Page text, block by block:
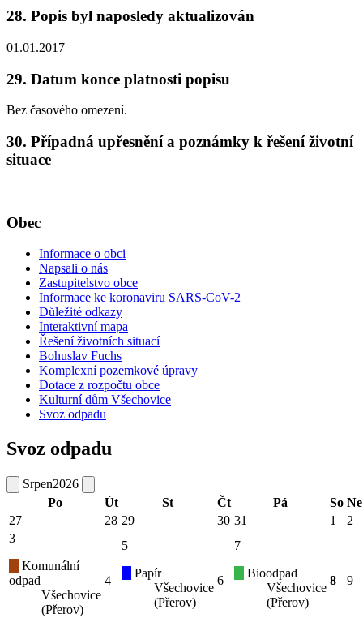
28. Popis byl naposledy aktualizován
01.01.2017
29. Datum konce platnosti popisu
Bez časového omezení.
30. Případná upřesnění a poznámky k řešení životní
situace
Obec
Informace o obci
Napsali o nás
Zastupitelstvo obce
Informace ke koronaviru SARS-CoV-2
Důležité odkazy
Interaktivní mapa
Řešení životních situací
Bohuslav Fuchs
Komplexní pozemkové úpravy
Dotace z rozpočtu obce
Kulturní dům Všechovice
Svoz odpadu
Svoz odpadu
Srpen2026
Po
Út St Čt Pá So Ne
27
28 29 30 31 1
2
3
Komunální
odpad
Všechovice
(Přerov)
4
5
Papír
Všechovice
(Přerov)
6
7
Bioodpad
Všechovice
(Přerov)
8 9